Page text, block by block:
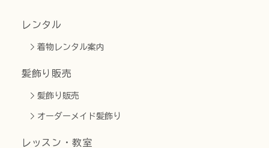
レンタル
着物レンタル案内
髪飾り販売
髪飾り販売
オーダーメイド髪飾り
レッスン・教室